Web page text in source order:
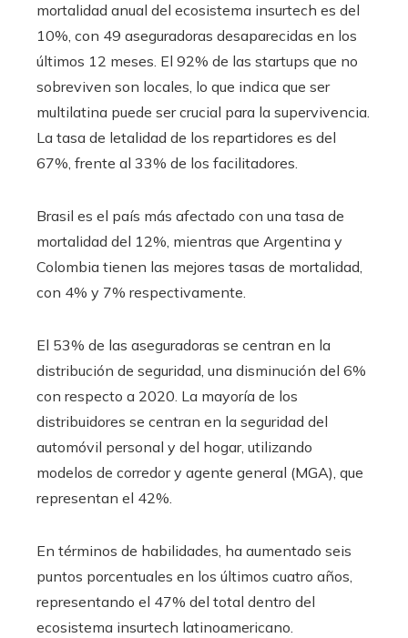
mortalidad anual del ecosistema insurtech es del
10%, con 49 aseguradoras desaparecidas en los
últimos 12 meses. El 92% de las startups que no
sobreviven son locales, lo que indica que ser
multilatina puede ser crucial para la supervivencia.
La tasa de letalidad de los repartidores es del
67%, frente al 33% de los facilitadores.
Brasil es el país más afectado con una tasa de
mortalidad del 12%, mientras que Argentina y
Colombia tienen las mejores tasas de mortalidad,
con 4% y 7% respectivamente.
El 53% de las aseguradoras se centran en la
distribución de seguridad, una disminución del 6%
con respecto a 2020. La mayoría de los
distribuidores se centran en la seguridad del
automóvil personal y del hogar, utilizando
modelos de corredor y agente general (MGA), que
representan el 42%.
En términos de habilidades, ha aumentado seis
puntos porcentuales en los últimos cuatro años,
representando el 47% del total dentro del
ecosistema insurtech latinoamericano.